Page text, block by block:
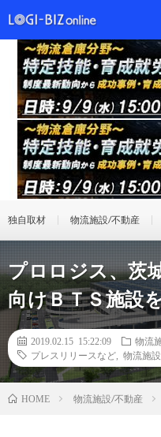
独自取材 物流施設/不動産
プロロジス、茨
向けＢＴＳ施設
2019.02.15 15:22:09
物流
プレスリリースなど
物流施設
HOME 物流施設/不動産